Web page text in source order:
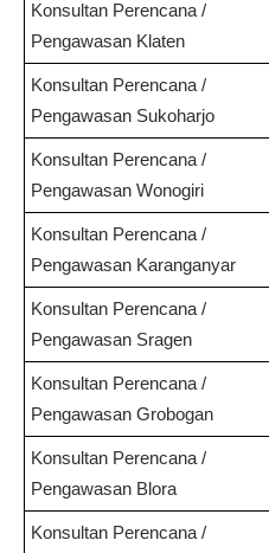
Konsultan Perencana /
Pengawasan Klaten
Konsultan Perencana /
Pengawasan Sukoharjo
Konsultan Perencana /
Pengawasan Wonogiri
Konsultan Perencana /
Pengawasan Karanganyar
Konsultan Perencana /
Pengawasan Sragen
Konsultan Perencana /
Pengawasan Grobogan
Konsultan Perencana /
Pengawasan Blora
Konsultan Perencana /